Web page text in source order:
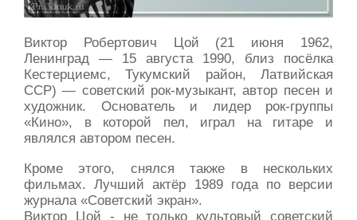
Виктор Робертович Цой (21 июня 1962,
Ленинград — 15 августа 1990, близ посёлка
Кестерциемс, Тукумский район, Латвийская
ССР) — советский рок-музыкант, автор песен и
художник. Основатель и лидер рок-группы
«Кино», в которой пел, играл на гитаре и
являлся автором песен.
Кроме этого, снялся также в нескольких
фильмах. Лучший актёр 1989 года по версии
журнала «Советский экран».
Виктор Цой - не только культовый советский